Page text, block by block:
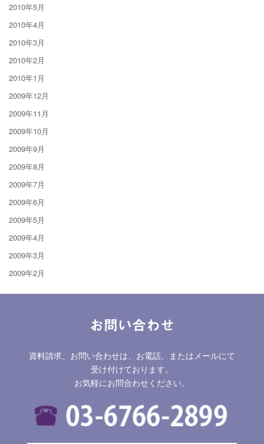
2010年5月
2010年4月
2010年3月
2010年2月
2010年1月
2009年12月
2009年11月
2009年10月
2009年9月
2009年8月
2009年7月
2009年6月
2009年5月
2009年4月
2009年3月
2009年2月
お問い合わせ
資料請求、お問い合わせは、お電話、またはメールにて
受け付けております。
お気軽にお問合わせください。